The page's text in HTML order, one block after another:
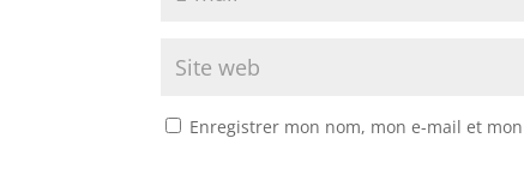
Enregistrer mon nom, mon e-mail et